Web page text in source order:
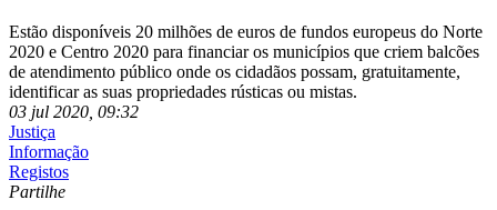
Estão disponíveis 20 milhões de euros de fundos europeus do Norte
2020 e Centro 2020 para financiar os municípios que criem balcões
de atendimento público onde os cidadãos possam, gratuitamente,
identificar as suas propriedades rústicas ou mistas.
03 jul 2020, 09:32
Justiça
Informação
Registos
Partilhe